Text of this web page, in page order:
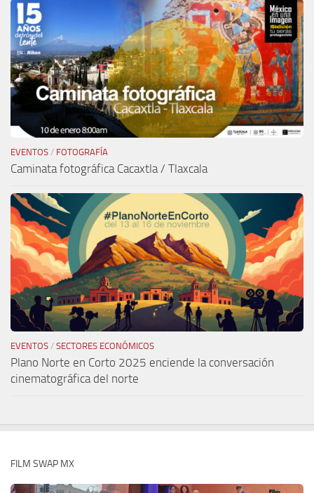
EVENTOS / FOTOGRAFÍA
Caminata fotográfica Cacaxtla / Tlaxcala
EVENTOS / SECTORES ECONÓMICOS
Plano Norte en Corto 2025 enciende la conversación
cinematográfica del norte
FILM SWAP MX